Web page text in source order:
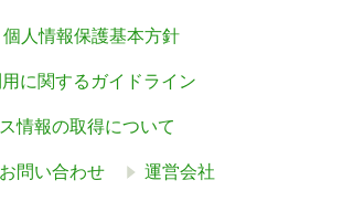
個人情報保護基本方針
に関するガイドライン
情報の取得について
問い合わせ 運営会社